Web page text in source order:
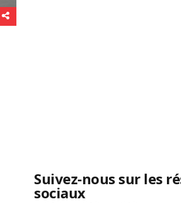
Suivez-nous sur les
sociaux